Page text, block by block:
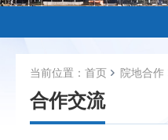
当前位置： 首页 院地合作
合作交流